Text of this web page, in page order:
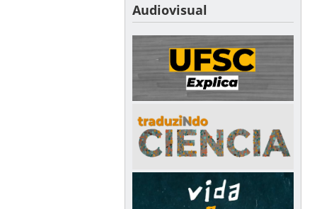
Audiovisual